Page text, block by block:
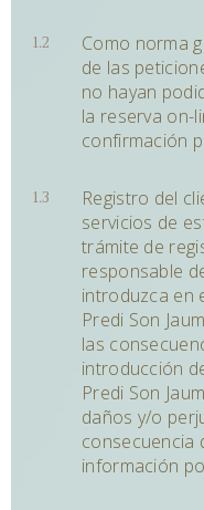
Como norma
de las
no hayan
la reserva on-
confirmación
Registro del
servicios de
trámite de
responsable
introduzca en
Predi Son
las
introducción
Predi Son
daños y/o
consecuencia
información